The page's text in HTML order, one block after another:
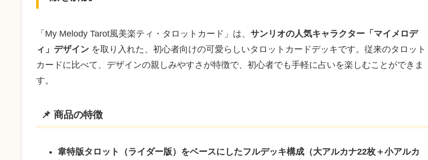
「My Melody Tarot風美楽ティ・タロットカード」は、 サンリオの人気キャラクター「マイメロデ
ィ」デザイン を取り入れた、初心者向けの可愛らしいタロットカードデッキです。従来のタロット
カードに比べて、デザインの親しみやすさが特徴で、初心者でも手軽に占いを楽しむことができま
す。
📌 商品の特徴
韋特版タロット（ライダー版）をベースにしたフルデッキ構成（大アルカナ22枚＋小アルカ